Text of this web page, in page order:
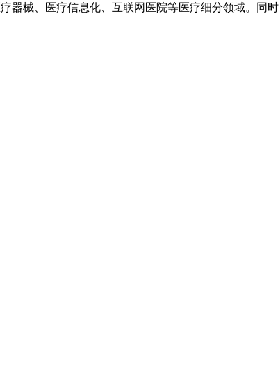
器械、医疗信息化、互联网医院等医疗细分领域。同